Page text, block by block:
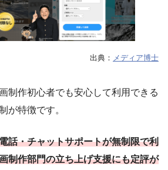
出典： メディア博士
制作初心者でも安心して利用できる
が特徴です。
話・チャットサポートが無制限で利
制作部門の立ち上げ支援にも定評が